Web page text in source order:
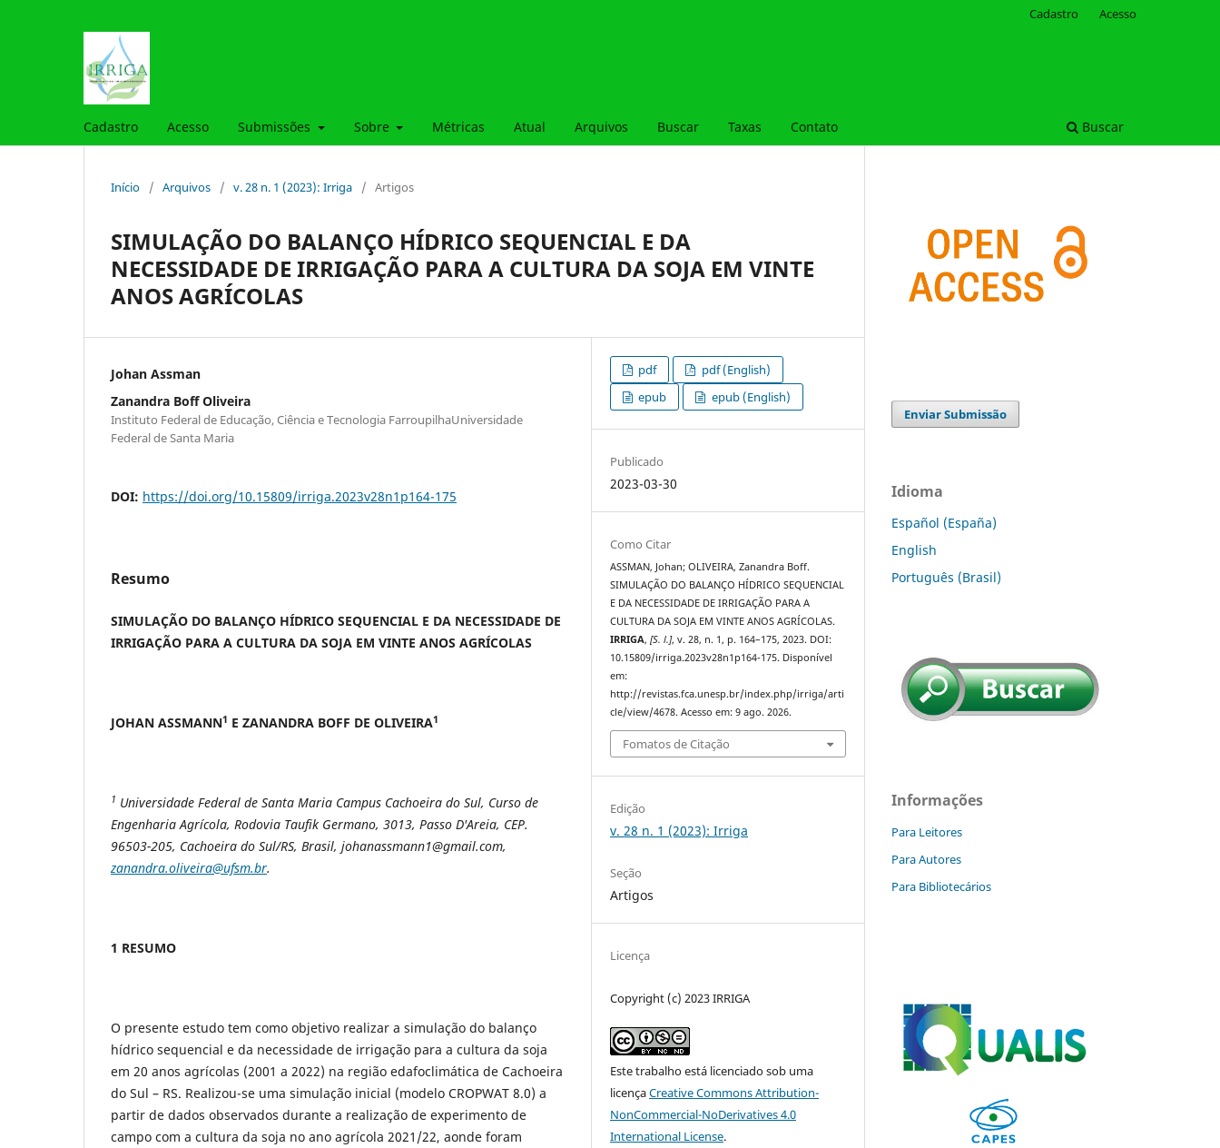
Cadastro Acesso Submissões Sobre Métricas Atual Arquivos Buscar Taxas Contato Buscar
Cadastro Acesso
Início / Arquivos / v. 28 n. 1 (2023): Irriga / Artigos
SIMULAÇÃO DO BALANÇO HÍDRICO SEQUENCIAL E DA
NECESSIDADE DE IRRIGAÇÃO PARA A CULTURA DA SOJA EM VINTE
ANOS AGRÍCOLAS
Johan Assman
Zanandra Boff Oliveira
Instituto Federal de Educação, Ciência e Tecnologia FarroupilhaUniversidade
Federal de Santa Maria
DOI: https://doi.org/10.15809/irriga.2023v28n1p164-175
Resumo
SIMULAÇÃO DO BALANÇO HÍDRICO SEQUENCIAL E DA NECESSIDADE DE
IRRIGAÇÃO PARA A CULTURA DA SOJA EM VINTE ANOS AGRÍCOLAS
JOHAN ASSMANN1 E ZANANDRA BOFF DE OLIVEIRA1
1 Universidade Federal de Santa Maria Campus Cachoeira do Sul, Curso de
Engenharia Agrícola, Rodovia Taufik Germano, 3013, Passo D'Areia, CEP.
96503-205, Cachoeira do Sul/RS, Brasil, johanassmann1@gmail.com,
zanandra.oliveira@ufsm.br.
1 RESUMO
O presente estudo tem como objetivo realizar a simulação do balanço
hídrico sequencial e da necessidade de irrigação para a cultura da soja
em 20 anos agrícolas (2001 a 2022) na região edafoclimática de Cachoeira
do Sul – RS. Realizou-se uma simulação inicial (modelo CROPWAT 8.0) a
partir de dados observados durante a realização de experimento de
campo com a cultura da soja no ano agrícola 2021/22, aonde foram
pdf
pdf (English)
epub
epub (English)
Publicado
2023-03-30
Como Citar
ASSMAN, Johan; OLIVEIRA, Zanandra Boff.
SIMULAÇÃO DO BALANÇO HÍDRICO SEQUENCIAL
E DA NECESSIDADE DE IRRIGAÇÃO PARA A
CULTURA DA SOJA EM VINTE ANOS AGRÍCOLAS.
IRRIGA,[S. l.], v. 28, n. 1, p. 164–175, 2023. DOI:
10.15809/irriga.2023v28n1p164-175. Disponível
em:
http://revistas.fca.unesp.br/index.php/irriga/arti
cle/view/4678. Acesso em: 9 ago. 2026.
Fomatos de Citação
Edição
v. 28 n. 1 (2023): Irriga
Seção
Artigos
Licença
Copyright (c) 2023 IRRIGA
Este trabalho está licenciado sob uma
licençaCreative Commons Attribution-
NonCommercial-NoDerivatives 4.0
International License.
Enviar Submissão
Idioma
Español (España)
English
Português (Brasil)
Informações
Para Leitores
Para Autores
Para Bibliotecários